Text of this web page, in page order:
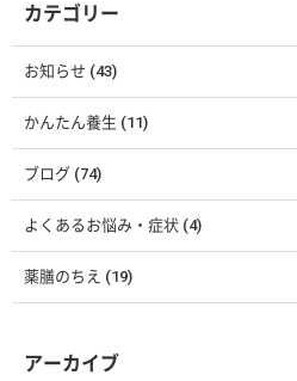
カテゴリー
お知らせ (43)
かんたん養生 (11)
ブログ (74)
よくあるお悩み・症状 (4)
薬膳のちえ (19)
アーカイブ